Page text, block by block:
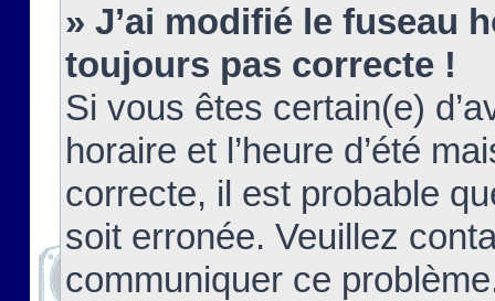
» J’ai modifié le fuseau
toujours pas correcte !
Si vous êtes certain(e)
horaire et l’heure d’été
correcte, il est probable
soit erronée. Veuillez
communiquer ce